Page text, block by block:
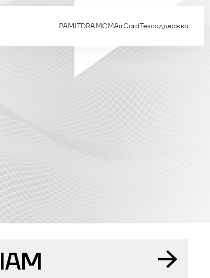
PAMITDRAMCMAirCardТехподдержка
IAM